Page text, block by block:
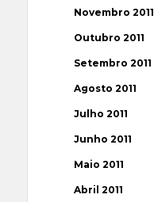
Novembro 2011
Outubro 2011
Setembro 2011
Agosto 2011
Julho 2011
Junho 2011
Maio 2011
Abril 2011